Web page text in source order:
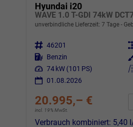
Hyundai i20
WAVE 1.0 T-GDI 74kW
unverbindliche Lieferzeit: 7 Tage
Fahrzeugnr. 46201
Kraftstoff Benzin
Leistung 74 kW (101 PS)
01.08.2026
20.995,– €
incl. 19% MwSt.
Verbrauch kombiniert: 5,40